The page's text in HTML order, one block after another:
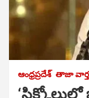
ఆంధ్రప్రదేశ్ తాజా